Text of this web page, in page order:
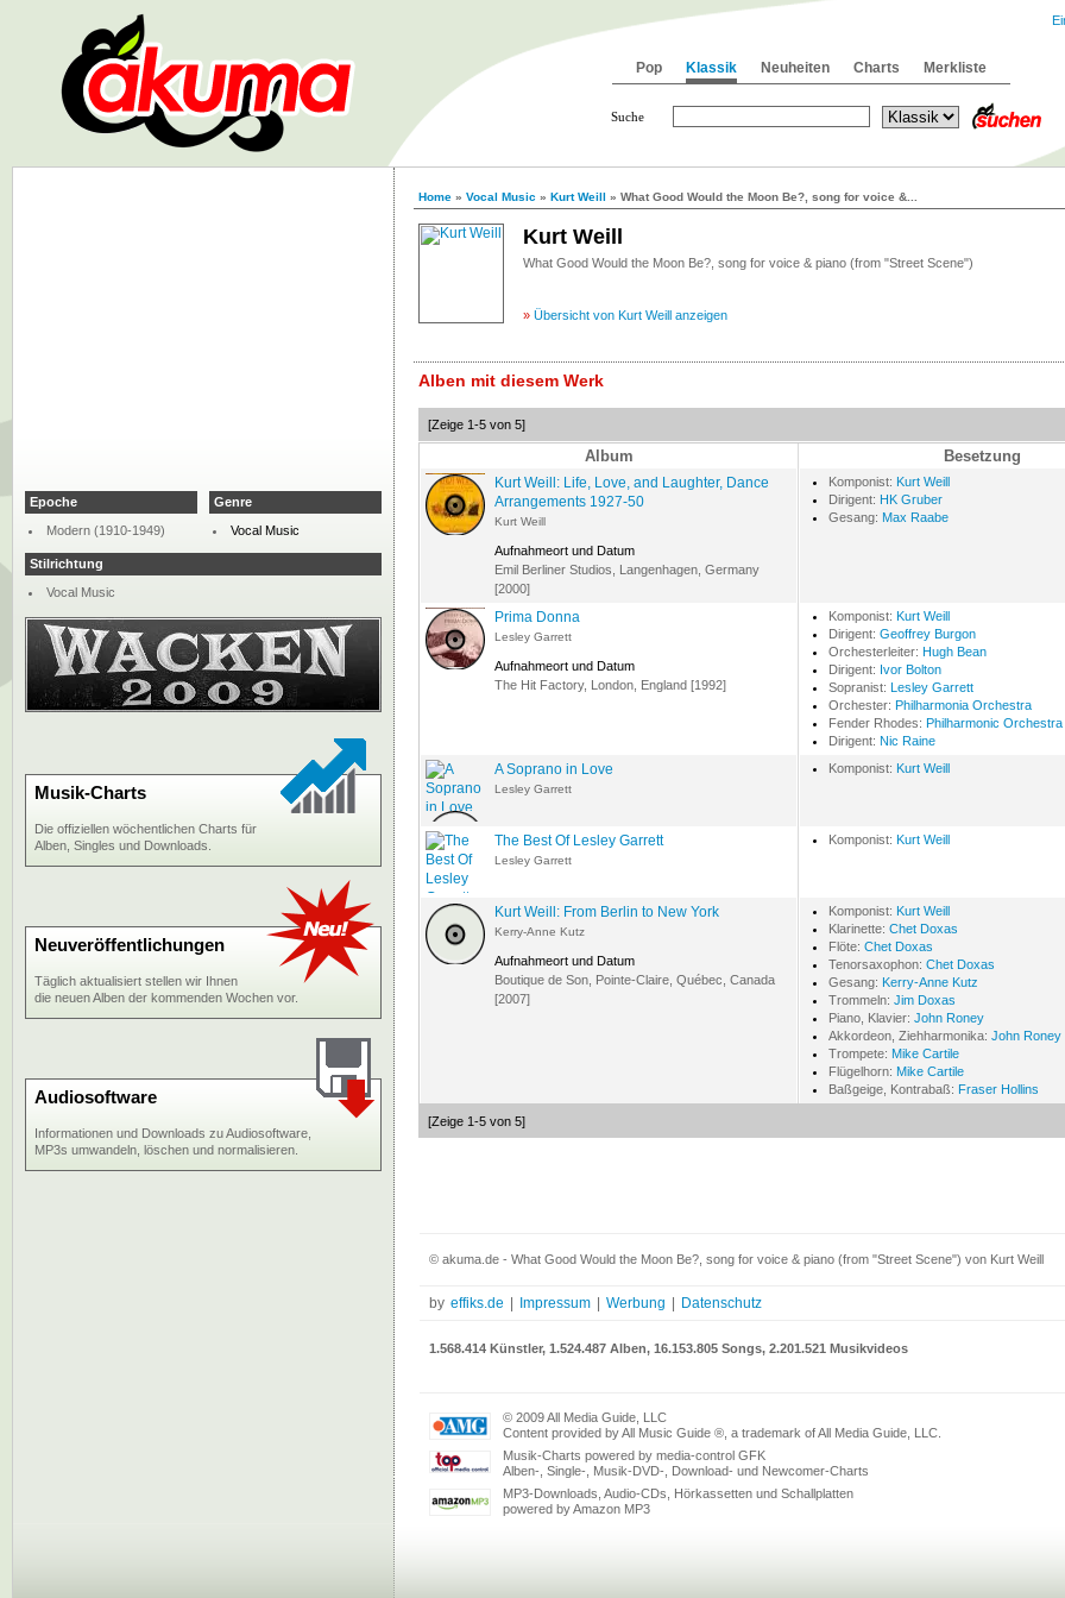
Home » Vocal Music » Kurt Weill » What Good Would the Moon Be?, song for voice &...
Kurt Weill
What Good Would the Moon Be?, song for voice & piano (from "Street Scene")
» Übersicht von Kurt Weill anzeigen
Alben mit diesem Werk
[Zeige 1-5 von 5]
Album Besetzung
Kurt Weill: Life, Love, and Laughter, Dance
Arrangements 1927-50
Kurt Weill
Aufnahmeort und Datum
Emil Berliner Studios, Langenhagen, Germany
[2000]
Komponist: Kurt Weill
Dirigent: HK Gruber
Gesang: Max Raabe
Prima Donna
Lesley Garrett
Aufnahmeort und Datum
The Hit Factory, London, England [1992]
Komponist: Kurt Weill
Dirigent: Geoffrey Burgon
Orchesterleiter: Hugh Bean
Dirigent: Ivor Bolton
Sopranist: Lesley Garrett
Orchester: Philharmonia Orchestra
Fender Rhodes: Philharmonic Orchestra
Dirigent: Nic Raine
A Soprano in Love
Lesley Garrett
Komponist: Kurt Weill
The Best Of Lesley Garrett
Lesley Garrett
Komponist: Kurt Weill
Kurt Weill: From Berlin to New York
Kerry-Anne Kutz
Aufnahmeort und Datum
Boutique de Son, Pointe-Claire, Québec, Canada
[2007]
Komponist: Kurt Weill
Klarinette: Chet Doxas
Flöte: Chet Doxas
Tenorsaxophon: Chet Doxas
Gesang: Kerry-Anne Kutz
Trommeln: Jim Doxas
Piano, Klavier: John Roney
Akkordeon, Ziehharmonika: John Roney
Trompete: Mike Cartile
Flügelhorn: Mike Cartile
Baßgeige, Kontrabaß: Fraser Hollins
[Zeige 1-5 von 5]
Epoche
Modern (1910-1949)
Genre
Vocal Music
Stilrichtung
Vocal Music
Musik-Charts
Die offiziellen wöchentlichen Charts für
Alben, Singles und Downloads.
Neuveröffentlichungen
Täglich aktualisiert stellen wir Ihnen
die neuen Alben der kommenden Wochen vor.
Audiosoftware
Informationen und Downloads zu Audiosoftware,
MP3s umwandeln, löschen und normalisieren.
© akuma.de - What Good Would the Moon Be?, song for voice & piano (from "Street Scene") von Kurt Weill
by effiks.de Impressum Werbung Datenschutz
1.568.414 Künstler, 1.524.487 Alben, 16.153.805 Songs, 2.201.521 Musikvideos
© 2009 All Media Guide, LLC
Content provided by All Music Guide ®, a trademark of All Media Guide, LLC.
Musik-Charts powered by media-control GFK
Alben-, Single-, Musik-DVD-, Download- und Newcomer-Charts
MP3-Downloads, Audio-CDs, Hörkassetten und Schallplatten
powered by Amazon MP3
Pop Klassik Neuheiten Charts Merkliste
Suche